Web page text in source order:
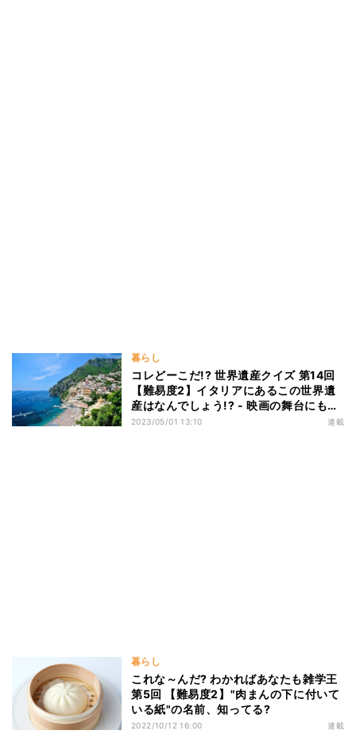
暮らし
コレどーこだ!? 世界遺産クイズ 第14回
【難易度2】イタリアにあるこの世界遺
産はなんでしょう!? - 映画の舞台にもな
る有名な海岸!
2023/05/01 13:10 連載
暮らし
これな～んだ? わかればあなたも雑学王
第5回 【難易度2】"肉まんの下に付いて
いる紙"の名前、知ってる?
2022/10/12 16:00 連載